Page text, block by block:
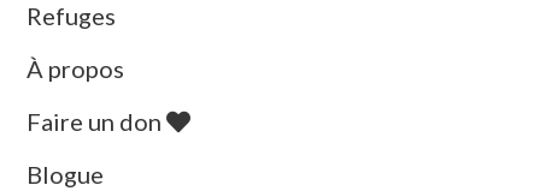
Refuges
À propos
Faire un don
Blogue